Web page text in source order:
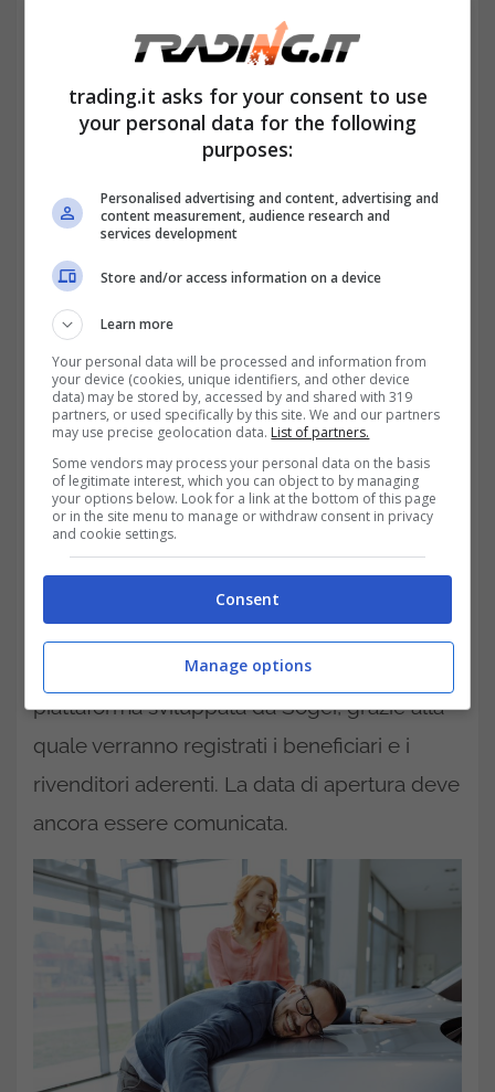
l’importo non deve superare il 30% del
prezzo di acquisto e rispetti le normative “de
minimis”. Anche in questo caso è necessaria
la rottamazione di un veicolo termico fino a
Euro 5.
Incentivi nuove auto: come e
quando richiederli
Le richieste per accedere al contributo
verranno gestite attraverso un’apposita
piattaforma sviluppata da Sogei, grazie alla
quale verranno registrati i beneficiari e i
rivenditori aderenti. La data di apertura deve
ancora essere comunicata.
trading.it asks for your consent to use
your personal data for the following
purposes:
Personalised advertising and content, advertising and
content measurement, audience research and
services development
Store and/or access information on a device
Learn more
Your personal data will be processed and information from
your device (cookies, unique identifiers, and other device
data) may be stored by, accessed by and shared with 319
partners, or used specifically by this site. We and our partners
may use precise geolocation data. List of partners.
Some vendors may process your personal data on the basis
of legitimate interest, which you can object to by managing
your options below. Look for a link at the bottom of this page
or in the site menu to manage or withdraw consent in privacy
and cookie settings.
Consent
Manage options